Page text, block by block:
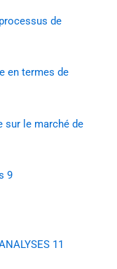
de
en termes de
sur le marché de
9
11